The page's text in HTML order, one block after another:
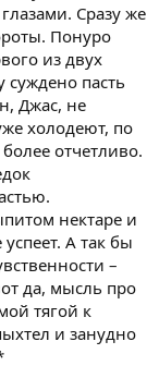
Сразу же
Понуро
из двух
пасть
Джас, не
холодеют, по
отчетливо.
нектаре и
А так бы
–
да, мысль про
тягой к
и занудно